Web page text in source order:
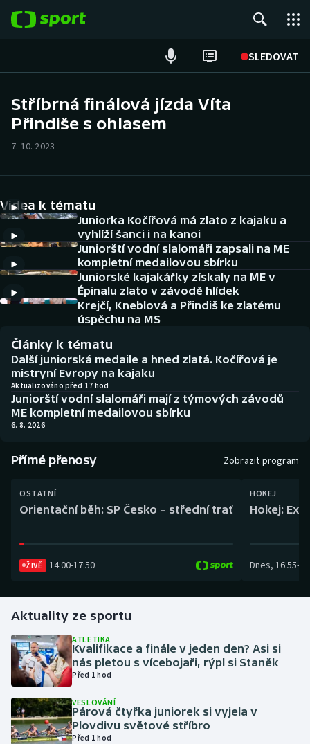
SLEDOVAT
Hokej
Cyklistika
DALŠÍ SPORTY
Americký fotbal
Baseball a softbal
Basketbal
Biatlon
Boby a skeleton
Box
Curling
Golf
Gymnastika
Házená
Jezdectví
NEPŘEHLÉDNĚTE
Historické návraty
Aplikace ČT sport
AZ kvíz
Stříbrná finálová jízda Víta
Přindiše s ohlasem
7. 10. 2023
Videa k tématu
Juniorka Kočířová má zlato z kajaku a
vyhlíží šanci i na kanoi
Juniorští vodní slalomáři zapsali na ME
kompletní medailovou sbírku
Juniorské kajakářky získaly na ME v
Épinalu zlato v závodě hlídek
Krejčí, Kneblová a Přindiš ke zlatému
úspěchu na MS
Články k tématu
Další juniorská medaile a hned zlatá. Kočířová je
mistryní Evropy na kajaku
Aktualizováno před 17 hod
Juniorští vodní slalomáři mají z týmových závodů
ME kompletní medailovou sbírku
6. 8. 2026
Přímé přenosy Zobrazit program
OSTATNÍ
Orientační běh: SP Česko – střední trať
ŽIVĚ 14:00-17:50
HOKEJ
Hokej:
Dnes, 16:55-
Aktuality ze sportu
ATLETIKA
Kvalifikace a finále v jeden den? Asi si
nás pletou s vícebojaři, rýpl si Staněk
Před 1 hod
VESLOVÁNÍ
Párová čtyřka juniorek si vyjela v
Plovdivu světové stříbro
Před 1 hod